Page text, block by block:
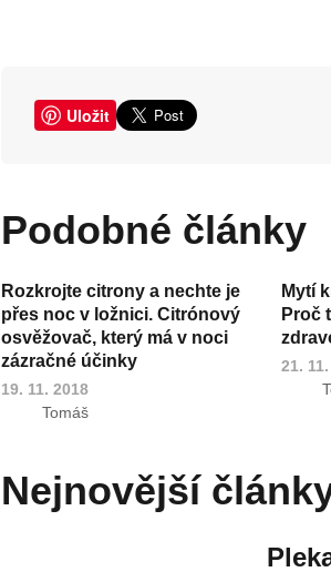
Uložit
Podobné články
Rozkrojte citrony a nechte je
přes noc v ložnici. Citrónový
osvěžovač, který má v noci
zázračné účinky
19. 11. 2018
Tomáš
Mytí
Proč
21.
Nejnovější